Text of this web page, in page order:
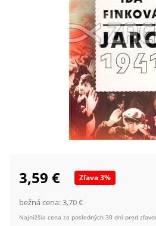
3,59 € Zľava3%
bežná cena:3,70 €
Najnižšia cena za posledných 30 dní pred